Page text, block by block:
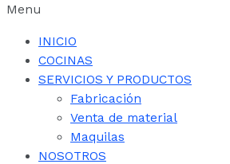
Menu
INICIO
COCINAS
SERVICIOS Y PRODUCTOS
Fabricación
Venta de material
Maquilas
NOSOTROS